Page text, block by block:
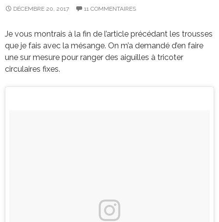
DÉCEMBRE 20, 2017 11 COMMENTAIRES
Je vous montrais à la fin de l’article précédant les trousses
que je fais avec la mésange. On m’a demandé d’en faire
une sur mesure pour ranger des aiguilles à tricoter
circulaires fixes.